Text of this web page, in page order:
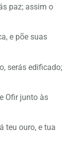
paz; assim o
e põe suas
serás edificado;
Ofir junto às
teu ouro, e tua